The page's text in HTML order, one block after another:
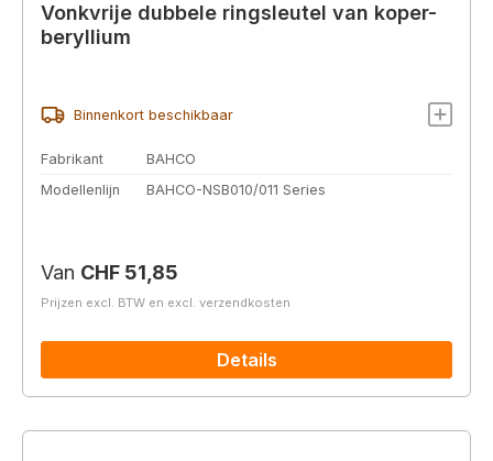
Vonkvrije dubbele ringsleutel van koper-
beryllium
Binnenkort beschikbaar
Fabrikant
BAHCO
Modellenlijn
BAHCO-NSB010/011 Series
Normale prijs:
Van CHF 51,85
Prijzen excl. BTW en excl. verzendkosten
Details